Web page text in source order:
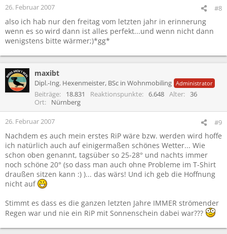
26. Februar 2007 #8
also ich hab nur den freitag vom letzten jahr in erinnerung
wenn es so wird dann ist alles perfekt...und wenn nicht dann
wenigstens bitte wärmer;)*gg*
maxibt
Dipl.-Ing. Hexenmeister, BSc in Wohnmobiling Administrator
Beiträge 18.831 Reaktionspunkte 6.648 Alter
36
Ort
Nürnberg
26. Februar 2007 #9
Nachdem es auch mein erstes RiP wäre bzw. werden wird hoffe
ich natürlich auch auf einigermaßen schönes Wetter... Wie
schon oben genannt, tagsüber so 25-28° und nachts immer
noch schöne 20° (so dass man auch ohne Probleme im T-Shirt
draußen sitzen kann :) )... das wärs! Und ich geb die Hoffnung
nicht auf
Stimmt es dass es die ganzen letzten Jahre IMMER strömender
Regen war und nie ein RiP mit Sonnenschein dabei war???